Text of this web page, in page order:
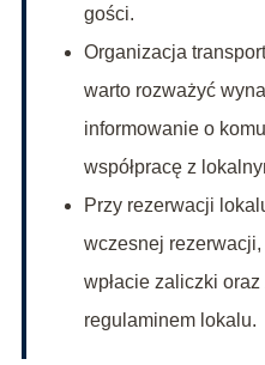
gości.
Organizacja
warto rozważyć
informowanie o
współpracę z
Przy rezerwacji
wczesnej rezerwacji,
wpłacie zaliczki
regulaminem lokalu.